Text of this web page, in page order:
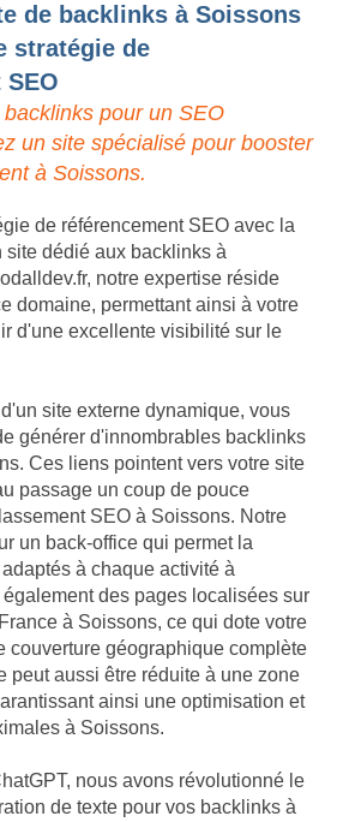
de backlinks à Soissons
stratégie de
pour un SEO
un site spécialisé pour booster
à Soissons.
de référencement SEO avec la
dédié aux backlinks à
notre expertise réside
domaine, permettant ainsi à votre
d'une excellente visibilité sur le
site externe dynamique, vous
générer d'innombrables backlinks
Ces liens pointent vers votre site
passage un coup de pouce
SEO à Soissons. Notre
un back-office qui permet la
à chaque activité à
des pages localisées sur
à Soissons, ce qui dote votre
couverture géographique complète
peut aussi être réduite à une zone
ainsi une optimisation et
à Soissons.
nous avons révolutionné le
de texte pour vos backlinks à